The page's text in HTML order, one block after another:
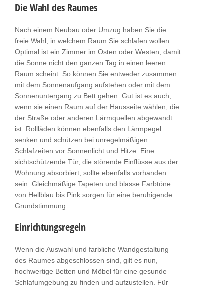
Die Wahl des Raumes
Nach einem Neubau oder Umzug haben Sie die
freie Wahl, in welchem Raum Sie schlafen wollen.
Optimal ist ein Zimmer im Osten oder Westen, damit
die Sonne nicht den ganzen Tag in einen leeren
Raum scheint. So können Sie entweder zusammen
mit dem Sonnenaufgang aufstehen oder mit dem
Sonnenuntergang zu Bett gehen. Gut ist es auch,
wenn sie einen Raum auf der Hausseite wählen, die
der Straße oder anderen Lärmquellen abgewandt
ist. Rollläden können ebenfalls den Lärmpegel
senken und schützen bei unregelmäßigen
Schlafzeiten vor Sonnenlicht und Hitze. Eine
sichtschützende Tür, die störende Einflüsse aus der
Wohnung absorbiert, sollte ebenfalls vorhanden
sein. Gleichmäßige Tapeten und blasse Farbtöne
von Hellblau bis Pink sorgen für eine beruhigende
Grundstimmung.
Einrichtungsregeln
Wenn die Auswahl und farbliche Wandgestaltung
des Raumes abgeschlossen sind, gilt es nun,
hochwertige Betten und Möbel für eine gesunde
Schlafumgebung zu finden und aufzustellen. Für